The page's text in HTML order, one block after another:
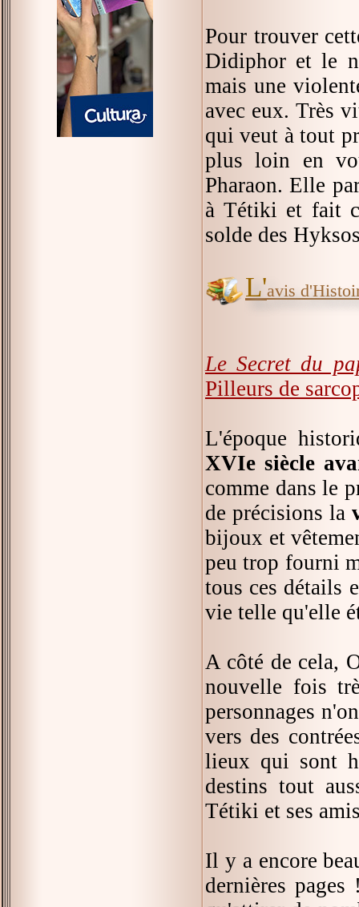
Pour trouver
Didiphor et le
mais une
avec eux. Très
qui veut à tout
plus loin en
Pharaon. Elle
à Tétiki et fait
solde des
L'avis
Le Secret du
Pilleurs de
L'époque
XVIe siècle
comme dans le
de précisions la
bijoux et
peu trop fourni
tous ces détails
vie telle qu'elle
A côté de cela,
nouvelle fois
personnages
vers des
lieux qui sont
destins tout
Tétiki et ses
Il y a encore
dernières